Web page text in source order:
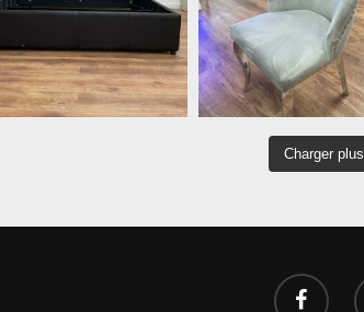
Charger plus